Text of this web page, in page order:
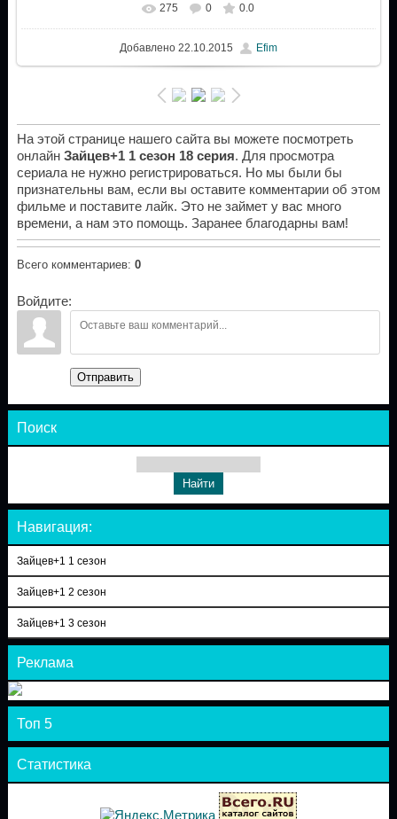
275 0 0.0
Добавлено22.10.2015 Efim
На этой странице нашего сайта вы можете посмотреть
онлайн Зайцев+1 1 сезон 18 серия. Для просмотра
сериала не нужно регистрироваться. Но мы были бы
признательны вам, если вы оставите комментарии об этом
фильме и поставите лайк. Это не займет у вас много
времени, а нам это помощь. Заранее благодарны вам!
Всего комментариев: 0
Войдите:
Отправить
Поиск
Навигация:
Зайцев+1 1 сезон
Зайцев+1 2 сезон
Зайцев+1 3 сезон
Реклама
Топ 5
Статистика